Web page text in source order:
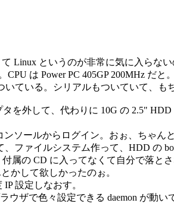
Linux というのが非常に気に入らな
は Power PC 405GP 200MHz だ
ている。シリアルもついていて、も
を外して、代わりに 10G の 2.5"
ソールからログイン。おぉ、ちゃんと
ファイルシステム作って、HDD の
属の CD に入ってなくて自分で落と
かして欲しかったのぉ。
設定しなおす。
ウザで色々設定できる daemon が動